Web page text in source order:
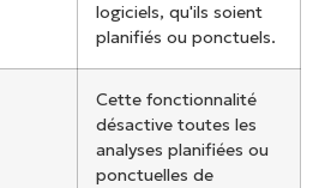
logiciels, qu'ils soient
planifiés ou ponctuels.
Cette fonctionnalité
désactive toutes les
analyses planifiées ou
ponctuelles de